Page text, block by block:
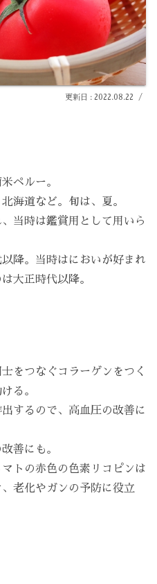
2022.08.22
ペルー。
海道など。旬は、夏。
当時は鑑賞用として用いら
降。当時はにおいが好まれ
大正時代以降。
をつなぐコラーゲンをつく
る。
するので、高血圧の改善に
善にも。
トの赤色の色素リコピンは
老化やガンの予防に役立